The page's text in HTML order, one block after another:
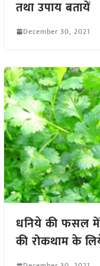
तथा उपाय बतायें
December 30, 2021
धनिये की फसल
की रोकथाम के